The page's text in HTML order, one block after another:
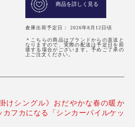
商品を詳しく見る
倉庫出荷予定日： 2026年8月12日頃
＊こちらの商品はブランドからの直送と
なりますので、実際の配送は予定日を前
後する場合がございます。予めご了承の
上ご注文ください。
けシングル》おだやかな春の暖か
フカになる「シンカーパイルケッ